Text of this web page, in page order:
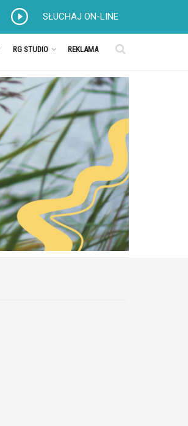
SŁUCHAJ ON-LINE
RG STUDIO REKLAMA